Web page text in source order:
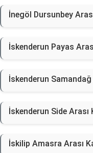
İnegöl Dursunbey
İskenderun Payas
İskenderun Samandağ
İskenderun Side Arası
İskilip Amasra Arası